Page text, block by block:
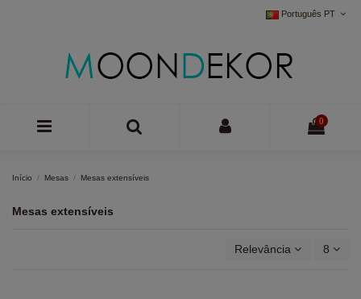
Português PT
0
Início Mesas Mesas extensíveis
Mesas extensíveis
Relevância 8